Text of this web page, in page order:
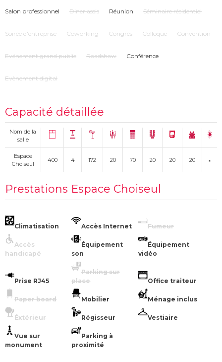
Salon professionnel Diner assis Réunion Séminaire résidentiel
Soirée d'entreprise Coworking Congrés Colloque Convention
Evénement grand public Roadshow Conférence
Evènement digital
Capacité détaillée
Nom de la
salle
Espace
Choiseul
400 4 172 20 70 20 20 20
Prestations Espace Choiseul
Climatisation Accès Internet Fumeur
Accès
handicapé
Équipement
son
Équipement
vidéo
Prise RJ45
Parking sur
place
Office traiteur
Paper board Mobilier Ménage inclus
Éxtérieur Régisseur Vestiaire
Vue sur
monument
Parking à
proximité